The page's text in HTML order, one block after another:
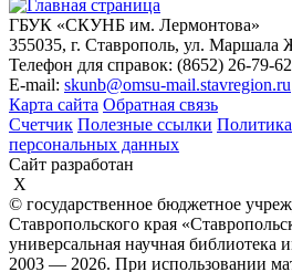
ГБУК «СКУНБ им. Лермонтова»
355035, г. Ставрополь, ул. Маршала
Телефон для справок: (8652) 26-79-
E-mail: skunb@omsu-mail.stavregion.ru
Карта сайта Обратная связь
Счетчик Полезные ссылки
персональных данных
Сайт разработан
X
© государственное бюджетное
Ставропольского края
универсальная научная
2003 — 2026. При использовании